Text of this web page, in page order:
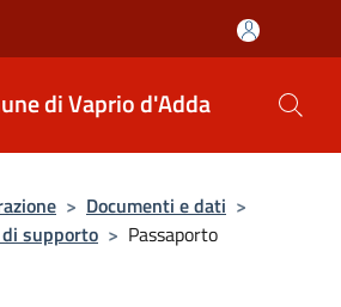
di Vaprio d'Adda
> Documenti e dati >
supporto > Passaporto